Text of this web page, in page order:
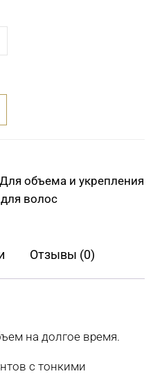
объема и укрепления
волос
Отзывы (0)
на долгое время.
с тонкими